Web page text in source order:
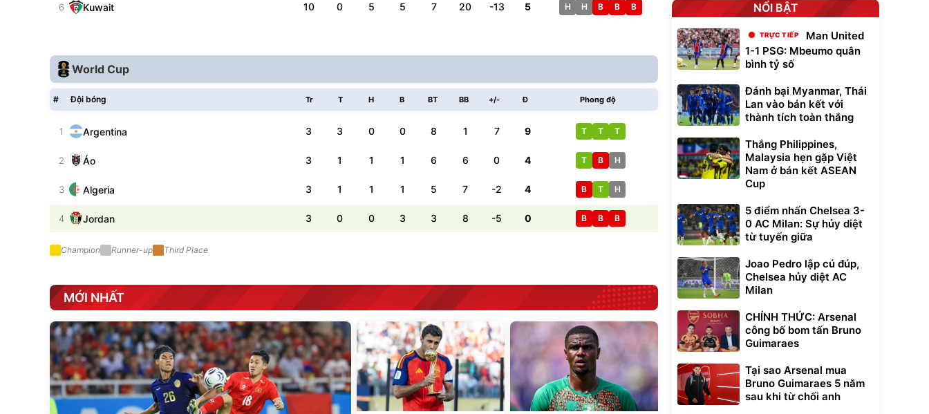
6 Kuwait 10 0 5 5 7 20 -13 5 H H B B B
World Cup
# Đội bóng Tr T H B BT BB +/- Đ Phong độ
1 Argentina 3 3 0 0 8 1 7 9 T T T
2 Áo 3 1 1 1 6 6 0 4 T B H
3 Algeria 3 1 1 1 5 7 -2 4 B T H
4 Jordan 3 0 0 3 3 8 -5 0 B B B
Champion Runner-up Third Place
MỚI NHẤT
NỔI BẬT
1-1 PSG: Mbeumo quân
bình tỷ số
Đánh bại Myanmar, Thái
Lan vào bán kết với
thành tích toàn thắng
Thắng Philippines,
Malaysia hẹn gặp Việt
Nam ở bán kết ASEAN
Cup
5 điểm nhấn Chelsea 3-
0 AC Milan: Sự hủy diệt
từ tuyến giữa
Joao Pedro lập cú đúp,
Chelsea hủy diệt AC
Milan
CHÍNH THỨC: Arsenal
công bố bom tấn Bruno
Guimaraes
Tại sao Arsenal mua
Bruno Guimaraes 5 năm
sau khi từ chối anh